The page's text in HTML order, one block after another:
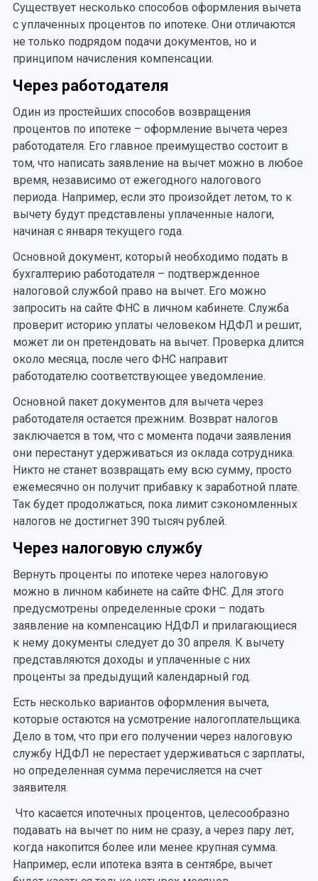
Существует несколько способов оформления вычета
с уплаченных процентов по ипотеке. Они отличаются
не только подрядом подачи документов, но и
принципом начисления компенсации.
Через работодателя
Один из простейших способов возвращения
процентов по ипотеке – оформление вычета через
работодателя. Его главное преимущество состоит в
том, что написать заявление на вычет можно в любое
время, независимо от ежегодного налогового
периода. Например, если это произойдет летом, то к
вычету будут представлены уплаченные налоги,
начиная с января текущего года.
Основной документ, который необходимо подать в
бухгалтерию работодателя – подтвержденное
налоговой службой право на вычет. Его можно
запросить на сайте ФНС в личном кабинете. Служба
проверит историю уплаты человеком НДФЛ и решит,
может ли он претендовать на вычет. Проверка длится
около месяца, после чего ФНС направит
работодателю соответствующее уведомление.
Основной пакет документов для вычета через
работодателя остается прежним. Возврат налогов
заключается в том, что с момента подачи заявления
они перестанут удерживаться из оклада сотрудника.
Никто не станет возвращать ему всю сумму, просто
ежемесячно он получит прибавку к заработной плате.
Так будет продолжаться, пока лимит сэкономленных
налогов не достигнет 390 тысяч рублей.
Через налоговую службу
Вернуть проценты по ипотеке через налоговую
можно в личном кабинете на сайте ФНС. Для этого
предусмотрены определенные сроки – подать
заявление на компенсацию НДФЛ и прилагающиеся
к нему документы следует до 30 апреля. К вычету
представляются доходы и уплаченные с них
проценты за предыдущий календарный год.
Есть несколько вариантов оформления вычета,
которые остаются на усмотрение налогоплательщика.
Дело в том, что при его получении через налоговую
службу НДФЛ не перестает удерживаться с зарплаты,
но определенная сумма перечисляется на счет
заявителя.
Что касается ипотечных процентов, целесообразно
подавать на вычет по ним не сразу, а через пару лет,
когда накопится более или менее крупная сумма.
Например, если ипотека взята в сентябре, вычет